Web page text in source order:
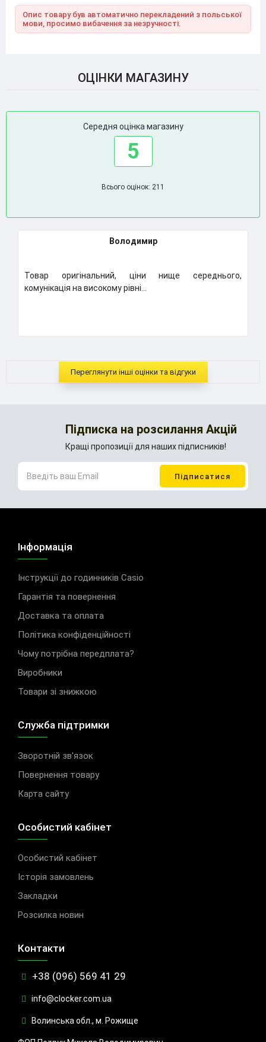
Опис товару був автоматично перекладений з польської
мови, просимо вибачення за незручності.
ОЦІНКИ МАГАЗИНУ
Середня оцінка магазину
5
Всього оцінок: 211
Володимир
Товар оригінальний, ціни нище середнього,
комунікація на високому рівні...
Переглянути інші оцінки та відгуки
Підписка на розсилання Акцій
Кращі пропозиції для наших підписників!
Інформація
Інструкції до годинників Casio
Гарантія та повернення
Доставка та оплата
Політика конфіденційності
Чому потрібна передплата?
Виробники
Товари зі знижкою
Служба підтримки
Зворотній зв'язок
Повернення товару
Карта сайту
Особистий кабінет
Особистий кабінет
Історія замовлень
Закладки
Розсилка новин
Контакти
+38 (096) 569 41 29
info@clocker.com.ua
Волинська обл., м. Рожище